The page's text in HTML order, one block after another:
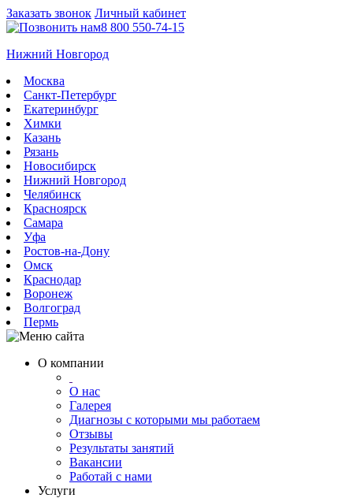
Заказать звонок Личный кабинет
8 800 550-74-15
Нижний Новгород
Москва
Санкт-Петербург
Екатеринбург
Химки
Казань
Рязань
Новосибирск
Нижний Новгород
Челябинск
Красноярск
Самара
Уфа
Ростов-на-Дону
Омск
Краснодар
Воронеж
Волгоград
Пермь
О компании
О нас
Галерея
Диагнозы с которыми мы работаем
Отзывы
Результаты занятий
Вакансии
Работай с нами
Услуги